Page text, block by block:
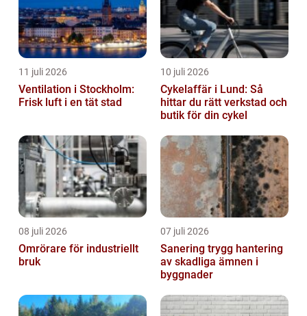
11 juli 2026
Ventilation i Stockholm:
Frisk luft i en tät stad
10 juli 2026
Cykelaffär i Lund: Så
hittar du rätt verkstad och
butik för din cykel
08 juli 2026
Omrörare för industriellt
bruk
07 juli 2026
Sanering trygg hantering
av skadliga ämnen i
byggnader